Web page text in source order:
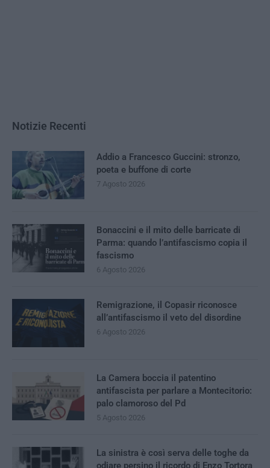
Notizie Recenti
Addio a Francesco Guccini: stronzo,
poeta e buffone di corte
7 Agosto 2026
Bonaccini e il mito delle barricate di
Parma: quando l’antifascismo copia il
fascismo
6 Agosto 2026
Remigrazione, il Copasir riconosce
all’antifascismo il veto del disordine
6 Agosto 2026
La Camera boccia il patentino
antifascista per parlare a Montecitorio:
palo clamoroso del Pd
5 Agosto 2026
La sinistra è così serva delle toghe da
odiare persino il ricordo di Enzo Tortora